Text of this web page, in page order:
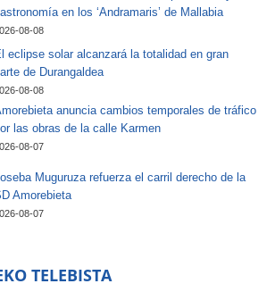
en los ‘Andramaris’ de Mallabia
08-08
eclipse solar alcanzará la totalidad en gran
de Durangaldea
08-08
anuncia cambios temporales de tráfico
las obras de la calle Karmen
08-07
Muguruza refuerza el carril derecho de la
Amorebieta
08-07
TELEBISTA